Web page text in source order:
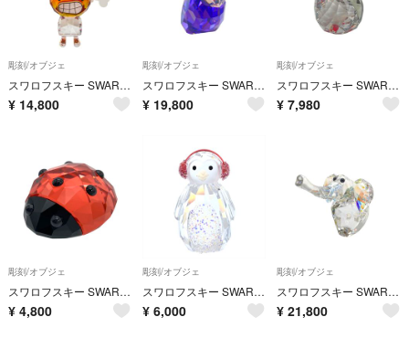
彫刻/オブジェ
スワロフスキー SWAROVSKI ラブロッツ Emoti Anger オブジェ 置物 1143390 クリア インテリア【中古】
¥ 14,800
彫刻/オブジェ
スワロフスキー SWAROVSKI ラブロッツ ビッグT ティラノサウルス オブジェ 置物 5155750 クリア インテリア【中古】
¥ 19,800
彫刻/オブジェ
スワロフスキー SWAROVSKI ロッキングペンギン オブジェ 置物 5289413 クリア インテリア【中古】
¥ 7,980
彫刻/オブジェ
スワロフスキー SWAROVSKI てんとう虫 オブジェ 置物 5155719 クリア インテリア【中古】
¥ 4,800
彫刻/オブジェ
スワロフスキー SWAROVSKI ロッキング ペンギン オブジェ 置物 5004495 クリア【中古】
¥ 6,000
彫刻/オブジェ
スワロフスキー SWAROVSKI ラブロッツ Tony 象 オブジェ 置物 1086137 クリア インテリア【中古】
¥ 21,800